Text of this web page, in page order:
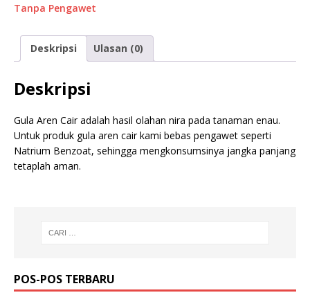
Tanpa Pengawet
Deskripsi Ulasan (0)
Deskripsi
Gula Aren Cair adalah hasil olahan nira pada tanaman enau.
Untuk produk gula aren cair kami bebas pengawet seperti
Natrium Benzoat, sehingga mengkonsumsinya jangka panjang
tetaplah aman.
POS-POS TERBARU